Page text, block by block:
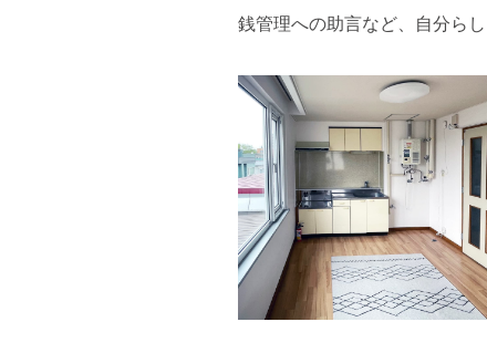
銭管理への助言など、自分ら